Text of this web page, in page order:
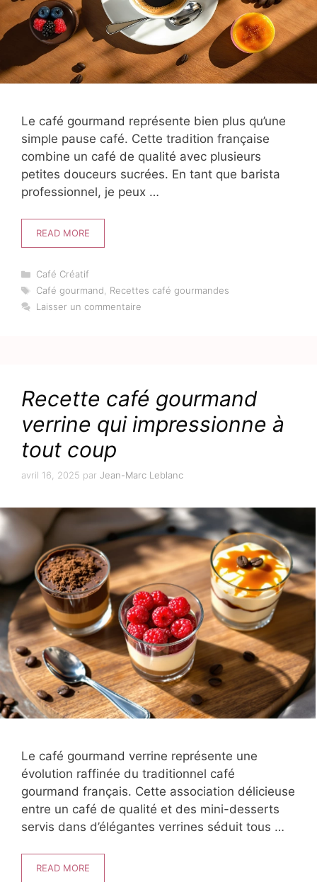
Le café gourmand représente bien plus qu’une
simple pause café. Cette tradition française
combine un café de qualité avec plusieurs
petites douceurs sucrées. En tant que barista
professionnel, je peux …
READ MORE
Catégories
Café Créatif
Étiquettes
Café gourmand, Recettes café gourmandes
Laisser un commentaire
Recette café gourmand
verrine qui impressionne à
tout coup
avril 16, 2025 par Jean-Marc Leblanc
Le café gourmand verrine représente une
évolution raffinée du traditionnel café
gourmand français. Cette association délicieuse
entre un café de qualité et des mini-desserts
servis dans d’élégantes verrines séduit tous …
READ MORE